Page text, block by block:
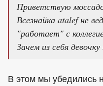
Приветствую
Всезнайка atalef не
"работает" с
Зачем из себя
В этом мы убедились